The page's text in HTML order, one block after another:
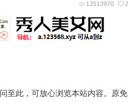
13513970 2
至此，可放心浏览本站内容。原免